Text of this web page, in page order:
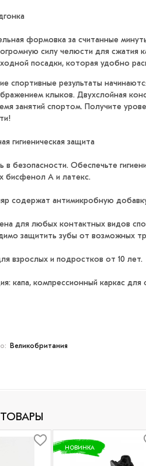
формовка за считанные
силу челюсти для сжатия
посадки, которая удобно
спортивные результаты
клыков. Двухслойная
занятий спортом. Получите
гигиеническая защита
в безопасности. Обеспечьте
бисфенол А и латекс.
содержат антимикробную
для любых контактных видов
защитить зубы от возможных
взрослых и подростков от 10 лет.
капа, компрессионный каркас
Великобритания
НОВИНКА